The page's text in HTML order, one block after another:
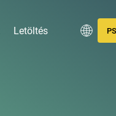
Letöltés